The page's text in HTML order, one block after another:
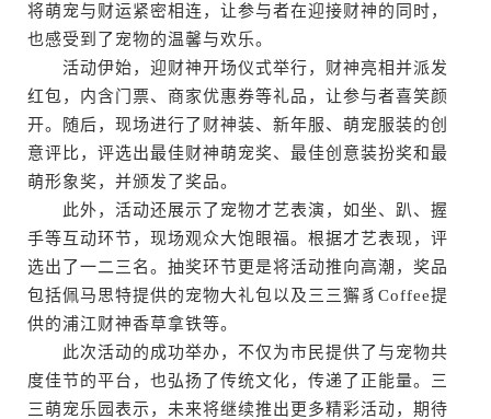
将萌宠与财运紧密相连，让参与者在迎接财神的同时，
也感受到了宠物的温馨与欢乐。
活动伊始，迎财神开场仪式举行，财神亮相并派发
红包，内含门票、商家优惠券等礼品，让参与者喜笑颜
开。随后，现场进行了财神装、新年服、萌宠服装的创
意评比，评选出最佳财神萌宠奖、最佳创意装扮奖和最
萌形象奖，并颁发了奖品。
此外，活动还展示了宠物才艺表演，如坐、趴、握
手等互动环节，现场观众大饱眼福。根据才艺表现，评
选出了一二三名。抽奖环节更是将活动推向高潮，奖品
包括佩马思特提供的宠物大礼包以及三三獬豸Coffee提
供的浦江财神香草拿铁等。
此次活动的成功举办，不仅为市民提供了与宠物共
度佳节的平台，也弘扬了传统文化，传递了正能量。三
三萌宠乐园表示，未来将继续推出更多精彩活动，期待